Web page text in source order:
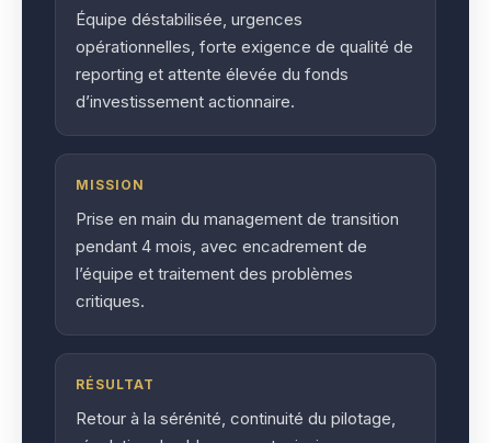
Équipe déstabilisée, urgences
opérationnelles, forte exigence de qualité de
reporting et attente élevée du fonds
d’investissement actionnaire.
MISSION
Prise en main du management de transition
pendant 4 mois, avec encadrement de
l’équipe et traitement des problèmes
critiques.
RÉSULTAT
Retour à la sérénité, continuité du pilotage,